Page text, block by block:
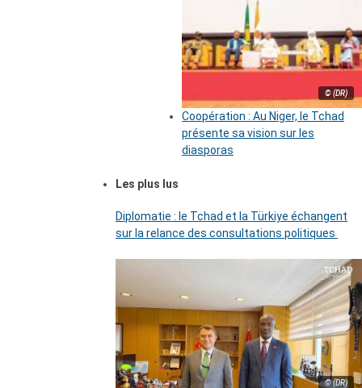
© (DR)
Coopération : Au Niger, le Tchad
présente sa vision sur les
diasporas
Les plus lus
Diplomatie : le Tchad et la Türkiye échangent
sur la relance des consultations politiques
© (DR)